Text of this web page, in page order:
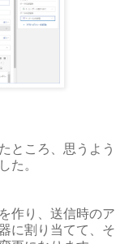
ところ、思うよう
た。
作り、送信時のア
に割り当てて、そ